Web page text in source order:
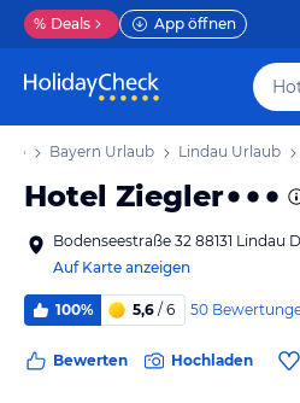
% Deals App öffnen
Bayern Urlaub Lindau Urlaub
Hotel Ziegler
Bodenseestraße 32 88131 Lindau
Auf Karte anzeigen
100% 5,6 / 6 50
Bewerten Hochladen